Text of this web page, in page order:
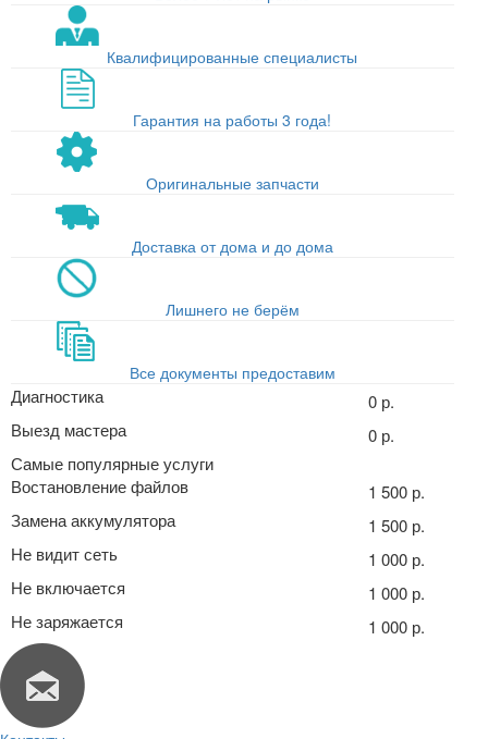
Квалифицированные специалисты
Гарантия на работы 3 года!
Оригинальные запчасти
Доставка от дома и до дома
Лишнего не берём
Все документы предоставим
Диагностика
0 р.
Выезд мастера
0 р.
Самые популярные услуги
Востановление файлов
1 500 р.
Замена аккумулятора
1 500 р.
Не видит сеть
1 000 р.
Не включается
1 000 р.
Не заряжается
1 000 р.